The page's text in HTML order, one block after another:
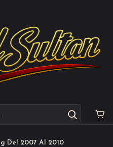
Del 2007 Al 2010